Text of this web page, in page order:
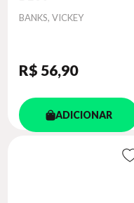
Autor
BANKS, VICKEY
R$ 56,90
ADICIONAR